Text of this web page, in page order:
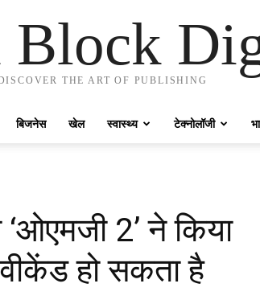
Block
THE ART OF PUBLISHING
बिजनेस खेल स्वास्थ्य टेक्नोलॉजी
2’ ने किया
हो सकता है